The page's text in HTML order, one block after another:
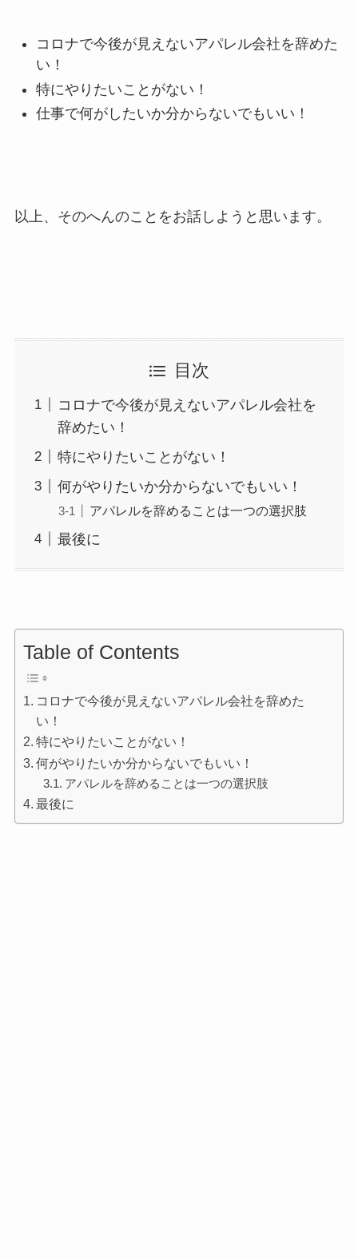
コロナで今後が見えないアパレル会社を辞めた
い！
特にやりたいことがない！
仕事で何がしたいか分からないでもいい！
以上、そのへんのことをお話しようと思います。
目次
コロナで今後が見えないアパレル会社を
辞めたい！
特にやりたいことがない！
何がやりたいか分からないでもいい！
アパレルを辞めることは一つの選択肢
最後に
Table of Contents
コロナで今後が見えないアパレル会社を辞めた
い！
特にやりたいことがない！
何がやりたいか分からないでもいい！
アパレルを辞めることは一つの選択肢
最後に